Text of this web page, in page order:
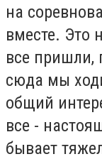
на
вместе. Это
все пришли,
сюда мы
общий
все -
бывает